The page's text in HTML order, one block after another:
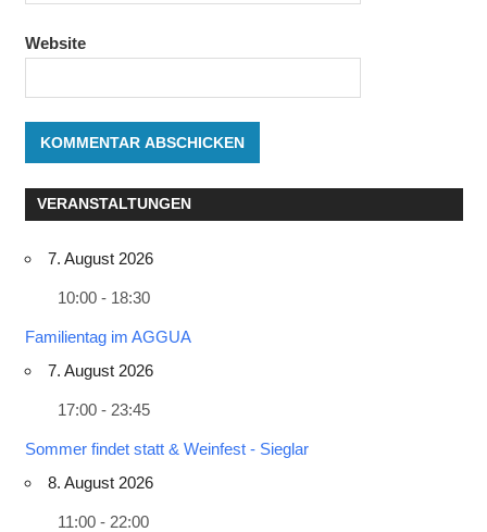
Website
VERANSTALTUNGEN
7. August 2026
10:00 - 18:30
Familientag im AGGUA
7. August 2026
17:00 - 23:45
Sommer findet statt & Weinfest - Sieglar
8. August 2026
11:00 - 22:00